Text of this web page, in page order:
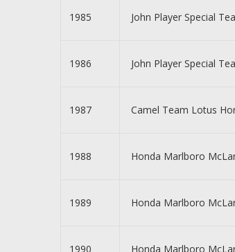
1985 John Player Special
1986 John Player Special
1987 Camel Team Lotus
1988 Honda Marlboro
1989 Honda Marlboro
1990 Honda Marlboro